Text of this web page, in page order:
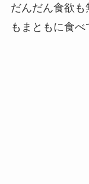
だんだん食欲も
もまともに食べ